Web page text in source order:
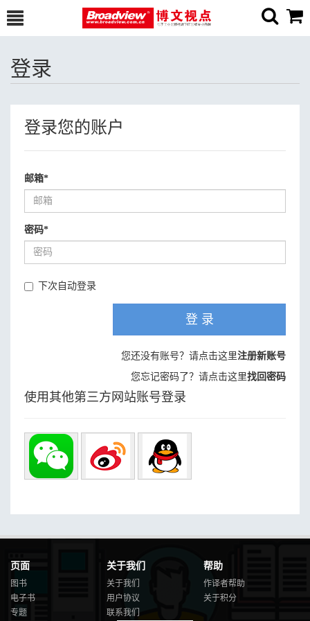
登录
登录您的账户
邮箱*
密码*
下次自动登录
登 录
您还没有账号？请点击这里注册新账号
您忘记密码了？请点击这里找回密码
使用其他第三方网站账号登录
页面
图书
电子书
专题
关于我们
关于我们
用户协议
联系我们
帮助
作译者帮助
关于积分